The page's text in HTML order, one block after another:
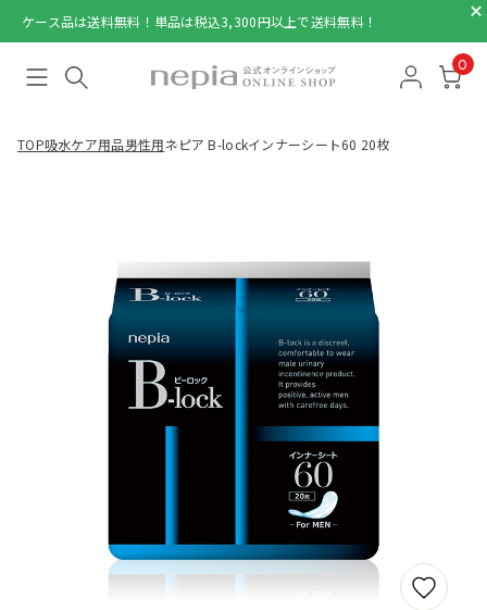
ケース品は送料無料！単品は税込3,300円以上で送料無料！
0
TOP吸水ケア用品男性用ネピア B-lockインナーシート60 20枚